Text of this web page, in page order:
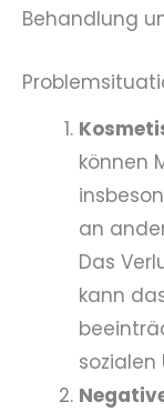
Behandlung
können
an
Das
kann